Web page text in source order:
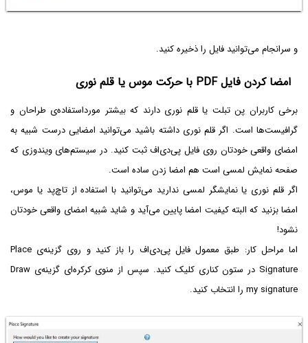
و سرانجام می‌توانید فایل را ذخیره کنید.
امضا کردن فایل PDF با حرکت موس یا قلم نوری
برخی کاربران پن تبلت یا قلم نوری دارند که بیشتر مورداستفاده‌ی طراحان و
گرافیست‌ها است. اگر قلم نوری داشته باشید می‌توانید امضایی درست شبیه به
امضای واقعی خودتان روی فایل پی‌دی‌اف ثبت کنید. در سیستم‌های ویندوزی که
صفحه نمایش لمسی است هم امضا زدن ساده است.
اگر قلم نوری یا نمایشگر لمسی ندارید می‌توانید با استفاده از تاچ‌پد یا موس،
امضا بزنید که البته کیفیت امضا پایین می‌آید و شاید شبیه امضای واقعی خودتان
نشود!
اما مراحل کار: طبق معمول فایل پی‌دی‌اف را باز کنید و روی گزینه‌ی Place
Signature در ستون کناری کلیک کنید. سپس از منوی کرکره‌ای گزینه‌ی Draw
my signature را انتخاب کنید.